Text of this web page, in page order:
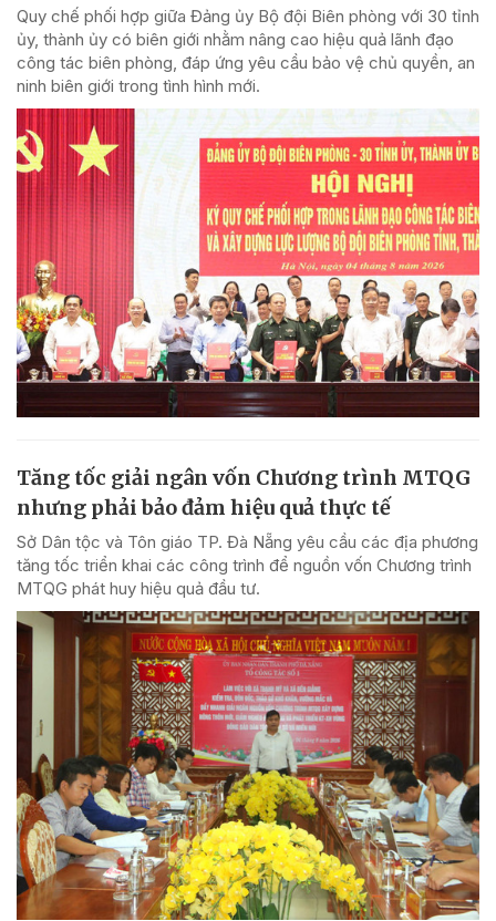
Quy chế phối hợp giữa Đảng ủy Bộ đội Biên phòng với 30 tỉnh
ủy, thành ủy có biên giới nhằm nâng cao hiệu quả lãnh đạo
công tác biên phòng, đáp ứng yêu cầu bảo vệ chủ quyền, an
ninh biên giới trong tình hình mới.
Tăng tốc giải ngân vốn Chương trình MTQG
nhưng phải bảo đảm hiệu quả thực tế
Sở Dân tộc và Tôn giáo TP. Đà Nẵng yêu cầu các địa phương
tăng tốc triển khai các công trình để nguồn vốn Chương trình
MTQG phát huy hiệu quả đầu tư.